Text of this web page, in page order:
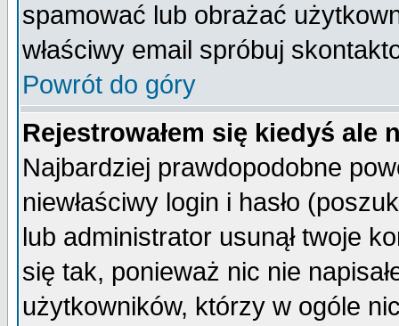
spamować lub obrażać
właściwy email spróbuj
Powrót do góry
Rejestrowałem się kiedyś ale
Najbardziej prawdopodobne
niewłaściwy login i hasło
lub administrator usunął twoje
się tak, ponieważ nic nie
użytkowników, którzy w ogóle